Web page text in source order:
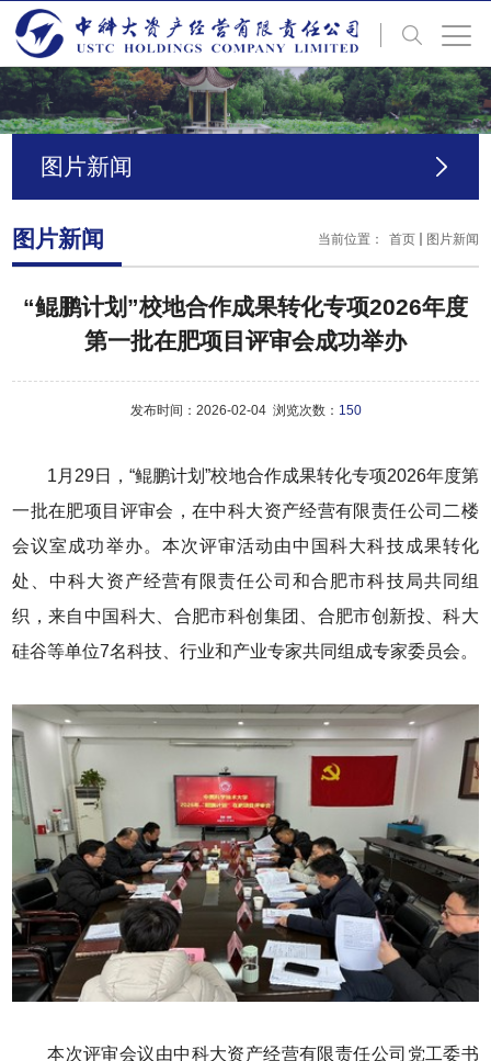
图片新闻
图片新闻 当前位置： 首页 图片新闻
“鲲鹏计划”校地合作成果转化专项2026年度
第一批在肥项目评审会成功举办
发布时间：2026-02-04 浏览次数： 150
1月29日，“鲲鹏计划”校地合作成果转化专项2026年度第
一批在肥项目评审会，在中科大资产经营有限责任公司二楼
会议室成功举办。本次评审活动由中国科大科技成果转化
处、中科大资产经营有限责任公司和合肥市科技局共同组
织，来自中国科大、合肥市科创集团、合肥市创新投、科大
硅谷等单位7名科技、行业和产业专家共同组成专家委员会。
本次评审会议由中科大资产经营有限责任公司党工委书